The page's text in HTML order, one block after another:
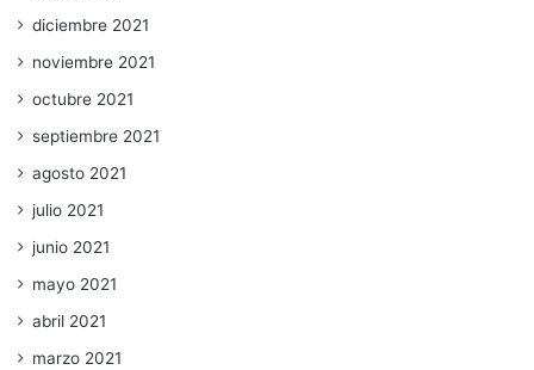
diciembre 2021
noviembre 2021
octubre 2021
septiembre 2021
agosto 2021
julio 2021
junio 2021
mayo 2021
abril 2021
marzo 2021